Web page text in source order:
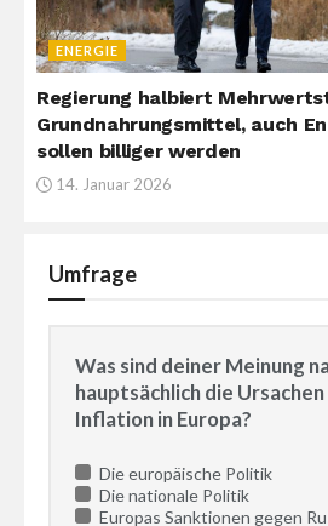
ENERGIE
Regierung halbiert
Grundnahrungsmittel, auch
sollen billiger werden
14. Januar 2026
Umfrage
Was sind deiner Meinung
hauptsächlich die
Inflation in Europa?
Die europäische Politik
Die nationale Politik
Europas Sanktionen gegen